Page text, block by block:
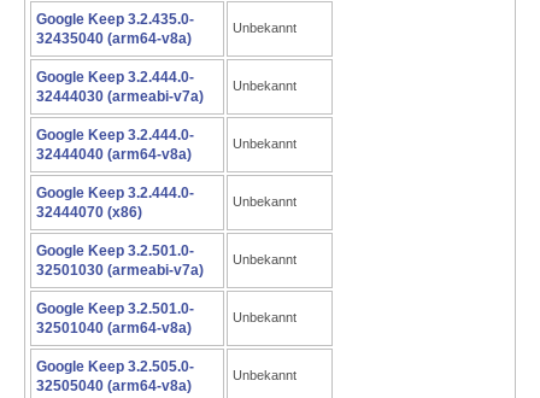
Google Keep 3.2.435.0-
32435040 (arm64-v8a)
Unbekannt
Google Keep 3.2.444.0-
32444030 (armeabi-v7a)
Unbekannt
Google Keep 3.2.444.0-
32444040 (arm64-v8a)
Unbekannt
Google Keep 3.2.444.0-
32444070 (x86)
Unbekannt
Google Keep 3.2.501.0-
32501030 (armeabi-v7a)
Unbekannt
Google Keep 3.2.501.0-
32501040 (arm64-v8a)
Unbekannt
Google Keep 3.2.505.0-
32505040 (arm64-v8a)
Unbekannt